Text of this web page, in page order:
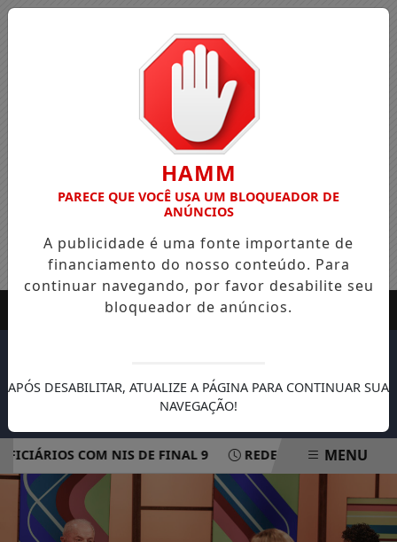
COM NIS DE FINAL 9 REDE ELÉTRICA MAIS
EM ALTA
MENU
HAMM
PARECE QUE VOCÊ USA UM BLOQUEADOR DE
ANÚNCIOS
A publicidade é uma fonte importante de
financiamento do nosso conteúdo. Para
continuar navegando, por favor desabilite seu
bloqueador de anúncios.
APÓS DESABILITAR, ATUALIZE A PÁGINA PARA CONTINUAR SUA
NAVEGAÇÃO!